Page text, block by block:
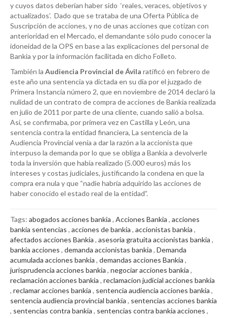
y cuyos datos deberían haber sido ‘reales, veraces, objetivos y
actualizados’. Dado que se trataba de una Oferta Pública de
Suscripción de acciones, y no de unas acciones que cotizan con
anterioridad en el Mercado, el demandante sólo pudo conocer la
idoneidad de la OPS en base a las explicaciones del personal de
Bankia y por la información facilitada en dicho Folleto.
También la Audiencia Provincial de Ávila ratificó en febrero de
este año una sentencia ya dictada en su día por el juzgado de
Primera Instancia número 2, que en noviembre de 2014 declaró la
nulidad de un contrato de compra de acciones de Bankia realizada
en julio de 2011 por parte de una cliente, cuando salió a bolsa.
Así, se confirmaba, por primera vez en Castilla y León, una
sentencia contra la entidad financiera, La sentencia de la
Audiencia Provincial venía a dar la razón a la accionista que
interpuso la demanda por lo que se obliga a Bankia a devolverle
toda la inversión que había realizado (5.000 euros) más los
intereses y costas judiciales, justificando la condena en que la
compra era nula y que “nadie habría adquirido las acciones de
haber conocido el estado real de la entidad”.
Tags: abogados acciones bankia , Acciones Bankia , acciones
bankia sentencias , acciones de bankia , accionistas bankia ,
afectados acciones Bankia , asesoria gratuita accionistas bankia ,
bankia acciones , demanda accionistas bankia , Demanda
acumulada acciones bankia , demandas acciones Bankia ,
jurisprudencia acciones bankia , negociar acciones bankia ,
reclamación acciones bankia , reclamacion judicial acciones bankia
, reclamar acciones bankia , sentencia audiencia acciones bankia ,
sentencia audiencia provincial bankia , sentencias acciones bankia
, sentencias contra bankia , sentencias contra bankia acciones ,